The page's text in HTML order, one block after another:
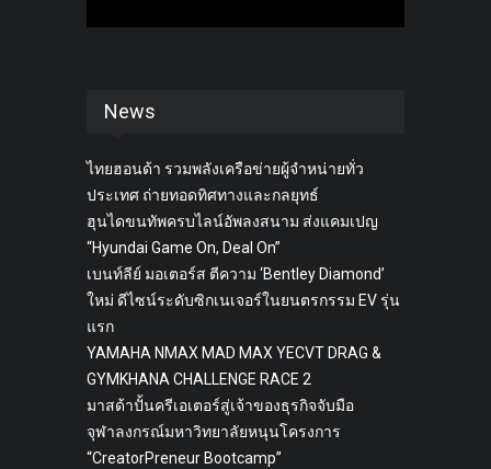
News
ไทยฮอนด้า รวมพลังเครือข่ายผู้จำหน่ายทั่ว
ประเทศ ถ่ายทอดทิศทางและกลยุทธ์
ฮุนไดขนทัพครบไลน์อัพลงสนาม ส่งแคมเปญ
“Hyundai Game On, Deal On”
เบนท์ลีย์ มอเตอร์ส ตีความ ‘Bentley Diamond’
ใหม่ ดีไซน์ระดับซิกเนเจอร์ในยนตรกรรม EV รุ่น
แรก
YAMAHA NMAX MAD MAX YECVT DRAG &
GYMKHANA CHALLENGE RACE 2
มาสด้าปั้นครีเอเตอร์สู่เจ้าของธุรกิจจับมือ
จุฬาลงกรณ์มหาวิทยาลัยหนุนโครงการ
“CreatorPreneur Bootcamp”